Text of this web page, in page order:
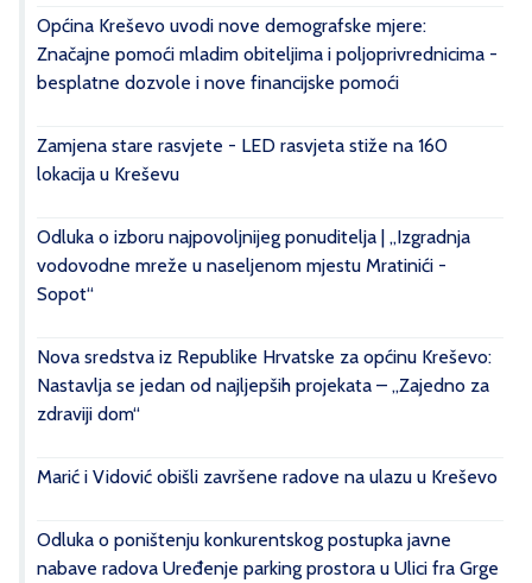
Općina Kreševo uvodi nove demografske mjere:
Značajne pomoći mladim obiteljima i poljoprivrednicima -
besplatne dozvole i nove financijske pomoći
Zamjena stare rasvjete - LED rasvjeta stiže na 160
lokacija u Kreševu
Odluka o izboru najpovoljnijeg ponuditelja | „Izgradnja
vodovodne mreže u naseljenom mjestu Mratinići -
Sopot“
Nova sredstva iz Republike Hrvatske za općinu Kreševo:
Nastavlja se jedan od najljepših projekata – „Zajedno za
zdraviji dom“
Marić i Vidović obišli završene radove na ulazu u Kreševo
Odluka o poništenju konkurentskog postupka javne
nabave radova Uređenje parking prostora u Ulici fra Grge